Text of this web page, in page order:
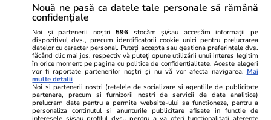
Citește mai multe
TRENDING
Politică 25 iul.
Mutarea prin care AUR, S.O.S. și POT au făcut
Nouă ne pasă ca datele tale personale să rămână
confidențiale
Noi și partenerii noștri 596 stocăm și/sau accesăm informații pe
dispozitivul dvs., precum identificatorii cookie unici pentru prelucrarea
datelor cu caracter personal. Puteți accepta sau gestiona preferințele dvs.
făcând clic mai jos, respectiv vă puteți opune utilizării unui interes legitim
în orice moment pe pagina cu politica de confidențialitate. Aceste alegeri
vor fi raportate partenerilor noștri și nu vă vor afecta navigarea. Mai
multe detalii
Noi si partenerii nostri (retelele de socializare si agentiile de publicitate
partenere, precum si furnizorii nostri de servicii de date analitice)
prelucram date pentru a permite website-ului sa functioneze, pentru a
personaliza continutul si anunturile publicitare afisate in functie de